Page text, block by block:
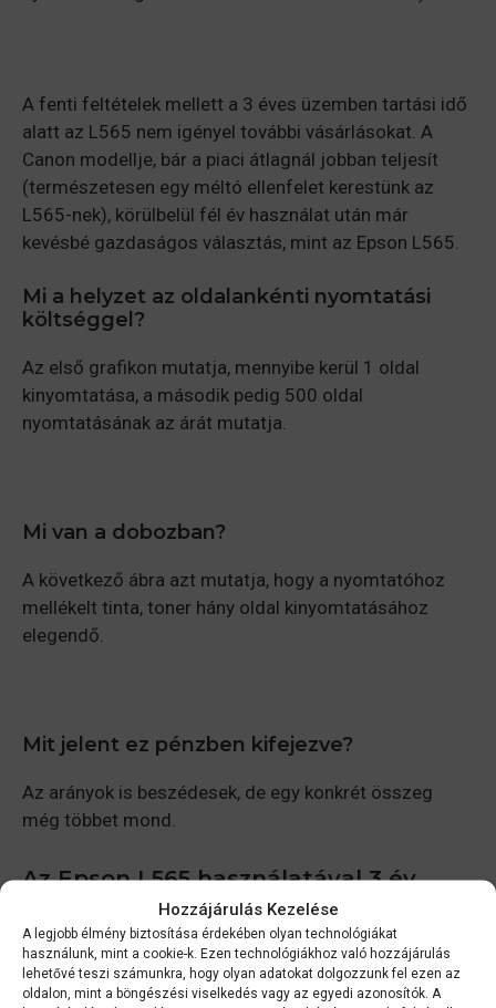
Hozzájárulás Kezelése
A legjobb élmény biztosítása érdekében olyan technológiákat
használunk, mint a cookie-k. Ezen technológiákhoz való hozzájárulás
lehetővé teszi számunkra, hogy olyan adatokat dolgozzunk fel ezen az
oldalon, mint a böngészési viselkedés vagy az egyedi azonosítók. A
A fenti feltételek mellett a 3 éves üzemben tartási idő
alatt az L565 nem igényel további vásárlásokat. A
Canon modellje, bár a piaci átlagnál jobban teljesít
(természetesen egy méltó ellenfelet kerestünk az
L565-nek), körülbelül fél év használat után már
kevésbé gazdaságos választás, mint az Epson L565.
Mi a helyzet az oldalankénti nyomtatási
költséggel?
Az első grafikon mutatja, mennyibe kerül 1 oldal
kinyomtatása, a második pedig 500 oldal
nyomtatásának az árát mutatja.
Mi van a dobozban?
A következő ábra azt mutatja, hogy a nyomtatóhoz
mellékelt tinta, toner hány oldal kinyomtatásához
elegendő.
Mit jelent ez pénzben kifejezve?
Az arányok is beszédesek, de egy konkrét összeg
még többet mond.
Az Epson L565 használatával 3 év
alatt megspórolható összeg:
Ön mire tudna elkölteni több, mint 300 Eurót?
Reméljük van ötlete a toneren és a tintapatronon kívül